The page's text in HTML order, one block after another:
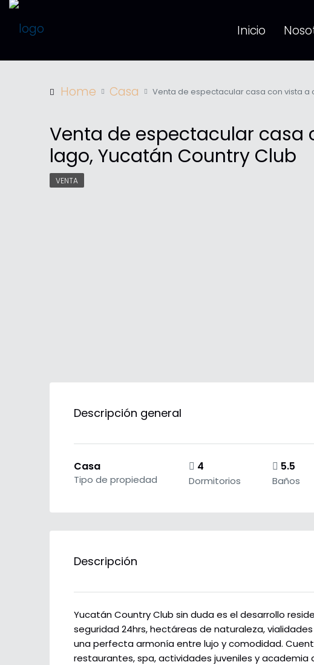
Inicio
Home Casa Venta de espectacular casa con vista a
Venta de espectacular casa
lago, Yucatán Country Club
VENTA
Descripción general
Casa
Tipo de propiedad
4
Dormitorios
5.5
Baños
Descripción
Yucatán Country Club sin duda es el desarrollo
seguridad 24hrs, hectáreas de naturaleza,
una perfecta armonía entre lujo y comodidad.
restaurantes, spa, actividades juveniles y academia